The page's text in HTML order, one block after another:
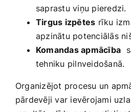
saprastu viņu pieredzi.
Tirgus izpētes rīku
apzinātu potenciālās
Komandas apmācība
tehniku pilnveidošanā.
Organizējot‍ procesu un
pārdevēji var ievērojami